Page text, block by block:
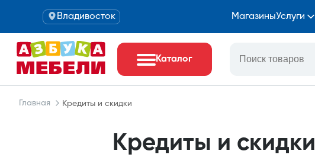
Владивосток МагазиныУслуги
Каталог
Главная Кредиты и скидки
Кредиты и скидки